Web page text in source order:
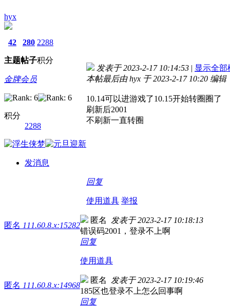
hyx
42
主题
280
帖子
2288
积分
金牌会员
积分
2288
发消息
发表于 2023-2-17 10:14:53 | 显示全部
本帖最后由 hyx 于 2023-2-17 10:20 编辑
10.14可以进游戏了10.15开始转圈圈了
刷新后2001
不刷新一直转圈
回复
使用道具 举报
匿名 111.60.8.x:15282
匿名 发表于 2023-2-17 10:18:13
错误码2001，登录不上啊
回复
使用道具
匿名 111.60.8.x:14968
匿名 发表于 2023-2-17 10:19:46
185区也登录不上怎么回事啊
回复